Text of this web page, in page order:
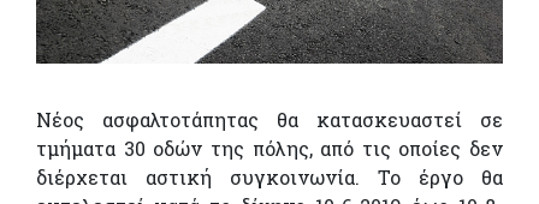
Νέος ασφαλτοτάπητας θα κατασκευαστεί σε
τμήματα 30 οδών της πόλης, από τις οποίες δεν
διέρχεται αστική συγκοινωνία. Το έργο θα